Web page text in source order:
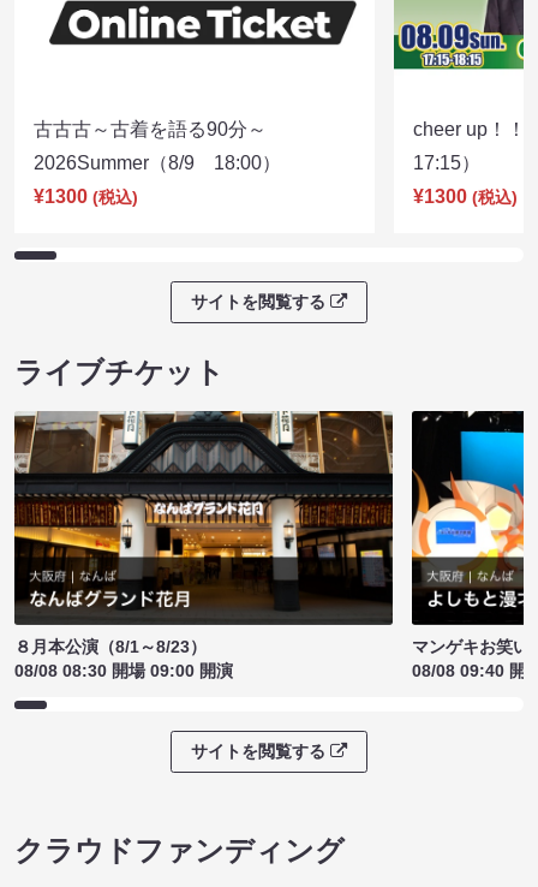
2026Summer（8/9 18:00）
¥1300(税込)
17:15）
¥1300(税込)
サイトを閲覧する
ライブチケット
８月本公演（8/1～8/23）
08/08 08:30 開場 09:00 開演
マンゲキお笑い
08/08 09:40 開
サイトを閲覧する